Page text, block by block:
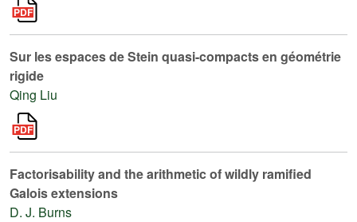
Sur les espaces de Stein quasi-compacts en géométrie
rigide
Qing Liu
Factorisability and the arithmetic of wildly ramified
Galois extensions
D. J. Burns